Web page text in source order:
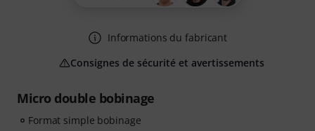
Micro double bobinage
Format simple bobinage
Informations du fabricant
Consignes de sécurité et avertissements